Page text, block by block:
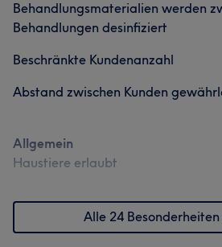
Was unsere Kunden über Caroline
Kompetent 25 Professionell
Erfahren 14
Friseur
Behandlungsmaterialien werden
Behandlungen desinfiziert
Beschränkte Kundenanzahl
Abstand zwischen Kunden
Allgemein
Haustiere erlaubt
Alle 24